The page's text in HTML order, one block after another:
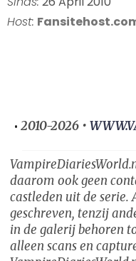
Host:
• 2010-2026 •
daarom ook geen
castleden uit de serie.
geschreven, tenzij
in de galerij behoren
alleen scans en